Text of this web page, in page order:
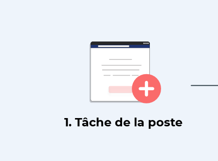
1. Tâche de la poste